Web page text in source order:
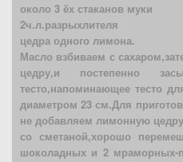
около 3 ёх стаканов муки
2ч.л.разрыхлителя
цедра одного лимона.
Масло взбиваем с
цедру,и постепенно
тесто,напоминающее тесто
диаметром 23 см.Для
не добавляем лимонную
со сметаной,хорошо
шоколадных и 2 мраморных-